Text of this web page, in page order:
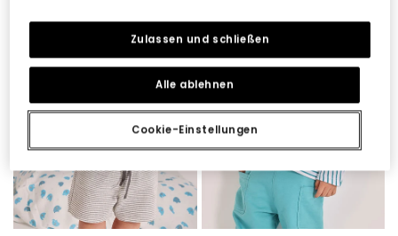
Cookie-Einstellungen
Alle ablehnen
Zulassen und schließen